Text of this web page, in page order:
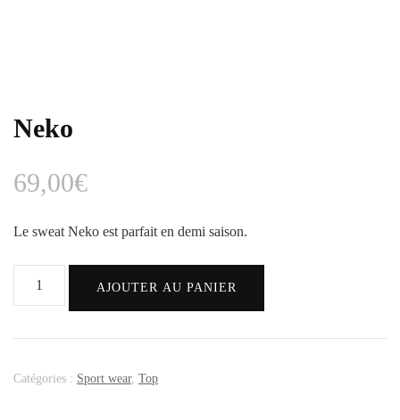
Neko
69,00€
Le sweat Neko est parfait en demi saison.
AJOUTER AU PANIER
Catégories : Sport wear, Top